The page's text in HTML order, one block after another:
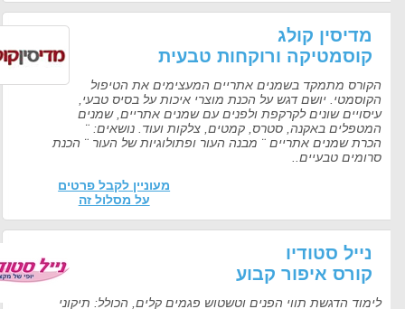
מדיסין קולג
קוסמטיקה ורוקחות טבעית
הקורס מתמקד בשמנים אתריים המעצימים את הטיפול
הקוסמטי. יושם דגש על הכנת מוצרי איכות על בסיס טבעי,
עיסויים שונים לקרקפת ולפנים עם שמנים אתריים, שמנים
המטפלים באקנה, סטרס, קמטים, צלקות ועוד. נושאים: ¨
הכרת שמנים אתריים ¨ מבנה העור ופתולוגיות של העור ¨ הכנת
סרומים טבעיים..
מעוניין לקבל פרטים
על מסלול זה
נייל סטודיו
קורס איפור קבוע
לימוד הדגשת תווי הפנים וטשטוש פגמים קלים, הכולל: תיקוני